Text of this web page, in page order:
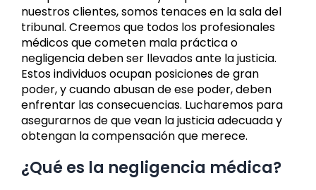
nuestros clientes, somos tenaces en la sala del
tribunal. Creemos que todos los profesionales
médicos que cometen mala práctica o
negligencia deben ser llevados ante la justicia.
Estos individuos ocupan posiciones de gran
poder, y cuando abusan de ese poder, deben
enfrentar las consecuencias. Lucharemos para
asegurarnos de que vean la justicia adecuada y
obtengan la compensación que merece.
¿Qué es la negligencia médica?